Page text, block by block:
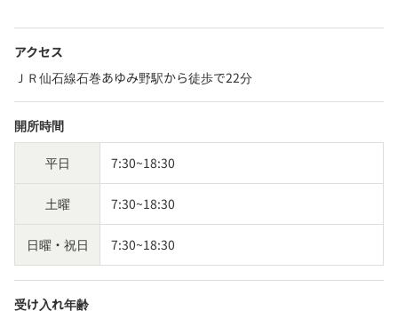
アクセス
ＪＲ仙石線石巻あゆみ野駅から徒歩で22分
開所時間
平日 7:30~18:30
土曜 7:30~18:30
日曜・祝日 7:30~18:30
受け入れ年齢